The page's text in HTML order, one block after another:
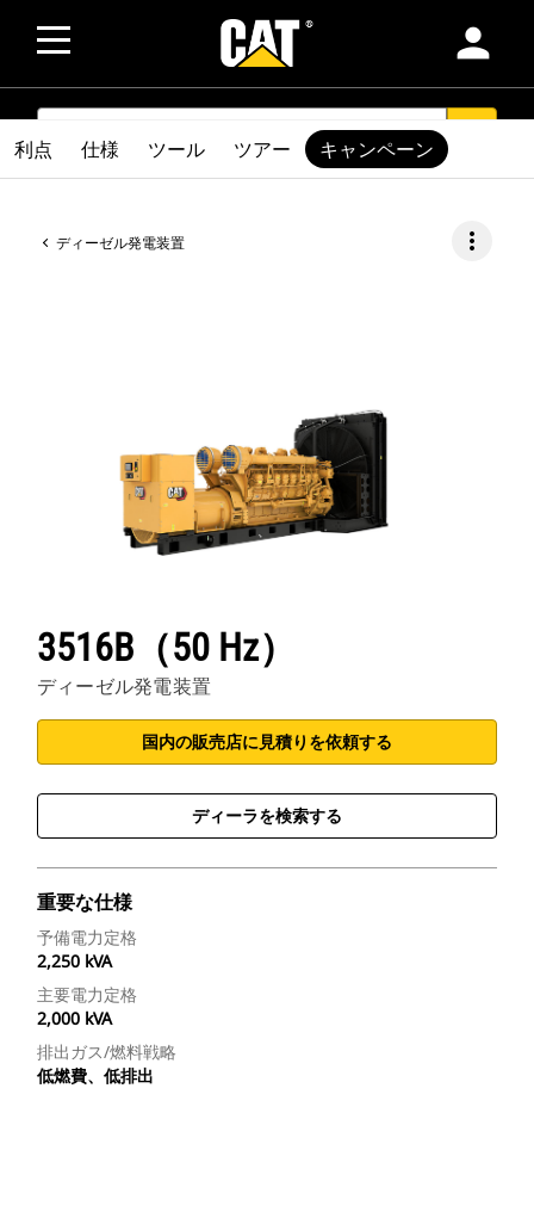
person
SEARCH
ディーゼル発電装置 more_vert
3516B（50 Hz）
ディーゼル発電装置
国内の販売店に見積りを依頼する
ディーラを検索する
重要な仕様
予備電力定格
2,250 kVA
主要電力定格
2,000 kVA
排出ガス/燃料戦略
低燃費、低排出
利点 仕様 ツール ツアー キャンペーン